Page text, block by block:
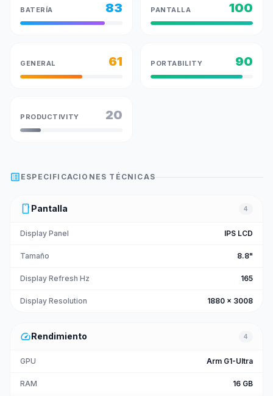
BATERÍA 83 PANTALLA 100
GENERAL 61 PORTABILITY 90
PRODUCTIVITY 20
list_alt ESPECIFICACIONES TÉCNICAS
smartphone Pantalla 4
Display Panel IPS LCD
Tamaño 8.8"
Display Refresh Hz 165
Display Resolution 1880 x 3008
speedRendimiento 4
GPU Arm G1-Ultra
RAM 16 GB